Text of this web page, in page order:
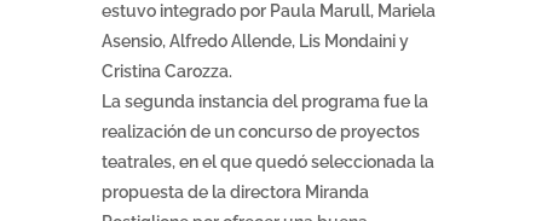
estuvo integrado por Paula Marull, Mariela
Asensio, Alfredo Allende, Lis Mondaini y
Cristina Carozza.
La segunda instancia del programa fue la
realización de un concurso de proyectos
teatrales, en el que quedó seleccionada la
propuesta de la directora Miranda